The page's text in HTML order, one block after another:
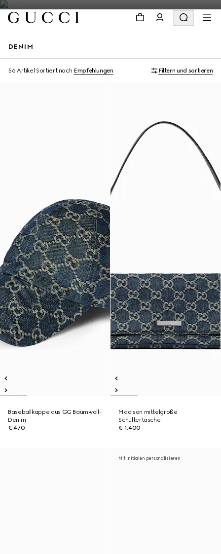
DENIM
56 Artikel Sortiert nach Empfehlungen Filtern und sortieren
Baseballkappe aus GG Baumwoll-
Denim
€ 470
Mit Initialen personalisieren
Madison mittelgroße
Schultertasche
€ 1.400
Mit Initialen personalisieren